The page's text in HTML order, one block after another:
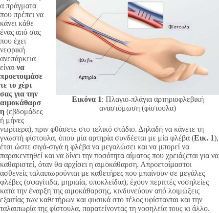
Εικόνα 1: Πλαγιο-πλάγια αρτηριοφλεβική
αναστόμωση (φίστουλα)
α πράγματα
που πρέπει να
κάνει κάθε
ένας από σας
που έχει
νεφρική
ανεπάρκεια
είναι να
προετοιμάσε
τε το χέρι
σας για την
αιμοκάθαρσ
η (εβδομάδες
ή μήνες
νωρίτερα), πριν φθάσετε στο τελικό στάδιο. Δηλαδή να κάνετε τη
γνωστή φίστουλα, όπου μία αρτηρία συνδέεται με μία φλέβα (Εικ. 1),
έτσι ώστε σιγά-σιγά η φλέβα να μεγαλώσει και να μπορεί να
παρακεντηθεί και να δίνει την ποσότητα αίματος που χρειάζεται για να
καθαριστεί, όταν θα αρχίσει η αιμοκάθαρση. Απροετοίμαστοι
ασθενείς ταλαιπωρούνται με καθετήρες που μπαίνουν σε μεγάλες
φλέβες (σφαγίτιδα, μηριαία, υποκλείδια), έχουν περιττές νοσηλείες
κατά την έναρξη της αιμοκάθαρσης, κινδυνεύουν από λοιμώξεις
εξαιτίας των καθετήρων και φυσικά στο τέλος υφίστανται και την
ταλαιπωρία της φίστουλα, παρατείνοντας τη νοσηλεία τους κι άλλο.